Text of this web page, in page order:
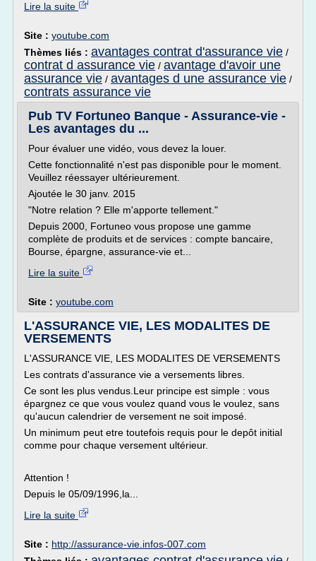
Lire la suite
Site : youtube.com
Thèmes liés : avantages contrat d'assurance vie /
contrat d assurance vie / avantage d'avoir une
assurance vie / avantages d une assurance vie /
contrats assurance vie
Pub TV Fortuneo Banque - Assurance-vie -
Les avantages du ...
Pour évaluer une vidéo, vous devez la louer.
Cette fonctionnalité n'est pas disponible pour le moment.
Veuillez réessayer ultérieurement.
Ajoutée le 30 janv. 2015
"Notre relation ? Elle m'apporte tellement."
Depuis 2000, Fortuneo vous propose une gamme
complète de produits et de services : compte bancaire,
Bourse, épargne, assurance-vie et...
Lire la suite
Site : youtube.com
L'ASSURANCE VIE, LES MODALITES DE
VERSEMENTS
L'ASSURANCE VIE, LES MODALITES DE VERSEMENTS
Les contrats d'assurance vie a versements libres.
Ce sont les plus vendus.Leur principe est simple : vous
épargnez ce que vous voulez quand vous le voulez, sans
qu'aucun calendrier de versement ne soit imposé.
Un minimum peut etre toutefois requis pour le depôt initial
comme pour chaque versement ultérieur.
Attention !
Depuis le 05/09/1996,la...
Lire la suite
Site : http://assurance-vie.infos-007.com